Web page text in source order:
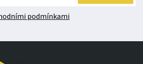
podmínkami